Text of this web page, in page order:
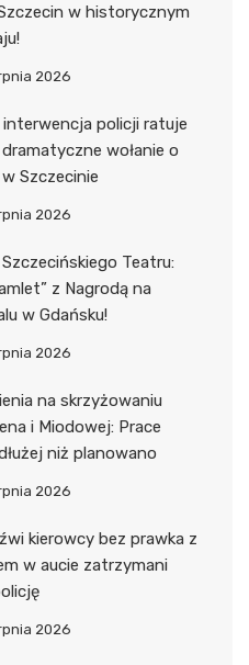
w historycznym
2026
interwencja policji ratuje
wołanie o
Szczecinie
2026
Teatru:
z Nagrodą na
w Gdańsku!
2026
na skrzyżowaniu
i Miodowej: Prace
niż planowano
2026
kierowcy bez prawka z
w aucie zatrzymani
2026